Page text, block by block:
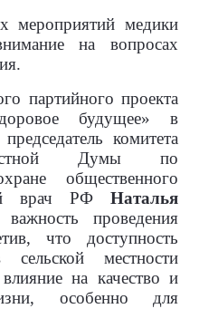
мероприятий медики
на вопросах
партийного проекта
будущее» в
комитета
Думы по
общественного
врач РФ Наталья
важность проведения
что доступность
местности
влияние на качество и
особенно для